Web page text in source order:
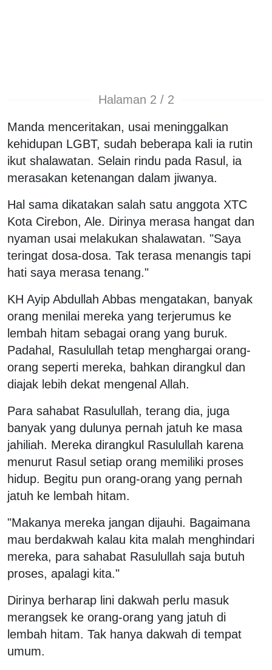
Halaman 2 / 2
Manda menceritakan, usai meninggalkan
kehidupan LGBT, sudah beberapa kali ia rutin
ikut shalawatan. Selain rindu pada Rasul, ia
merasakan ketenangan dalam jiwanya.
Hal sama dikatakan salah satu anggota XTC
Kota Cirebon, Ale. Dirinya merasa hangat dan
nyaman usai melakukan shalawatan. "Saya
teringat dosa-dosa. Tak terasa menangis tapi
hati saya merasa tenang."
KH Ayip Abdullah Abbas mengatakan, banyak
orang menilai mereka yang terjerumus ke
lembah hitam sebagai orang yang buruk.
Padahal, Rasulullah tetap menghargai orang-
orang seperti mereka, bahkan dirangkul dan
diajak lebih dekat mengenal Allah.
Para sahabat Rasulullah, terang dia, juga
banyak yang dulunya pernah jatuh ke masa
jahiliah. Mereka dirangkul Rasulullah karena
menurut Rasul setiap orang memiliki proses
hidup. Begitu pun orang-orang yang pernah
jatuh ke lembah hitam.
"Makanya mereka jangan dijauhi. Bagaimana
mau berdakwah kalau kita malah menghindari
mereka, para sahabat Rasulullah saja butuh
proses, apalagi kita."
Dirinya berharap lini dakwah perlu masuk
merangsek ke orang-orang yang jatuh di
lembah hitam. Tak hanya dakwah di tempat
umum.